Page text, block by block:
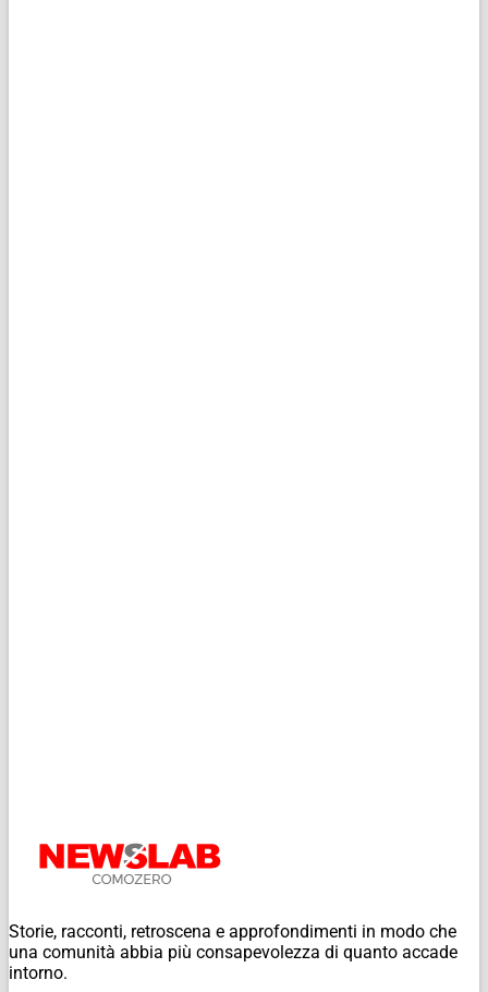
Storie, racconti, retroscena e approfondimenti in modo che
una comunità abbia più consapevolezza di quanto accade
intorno.